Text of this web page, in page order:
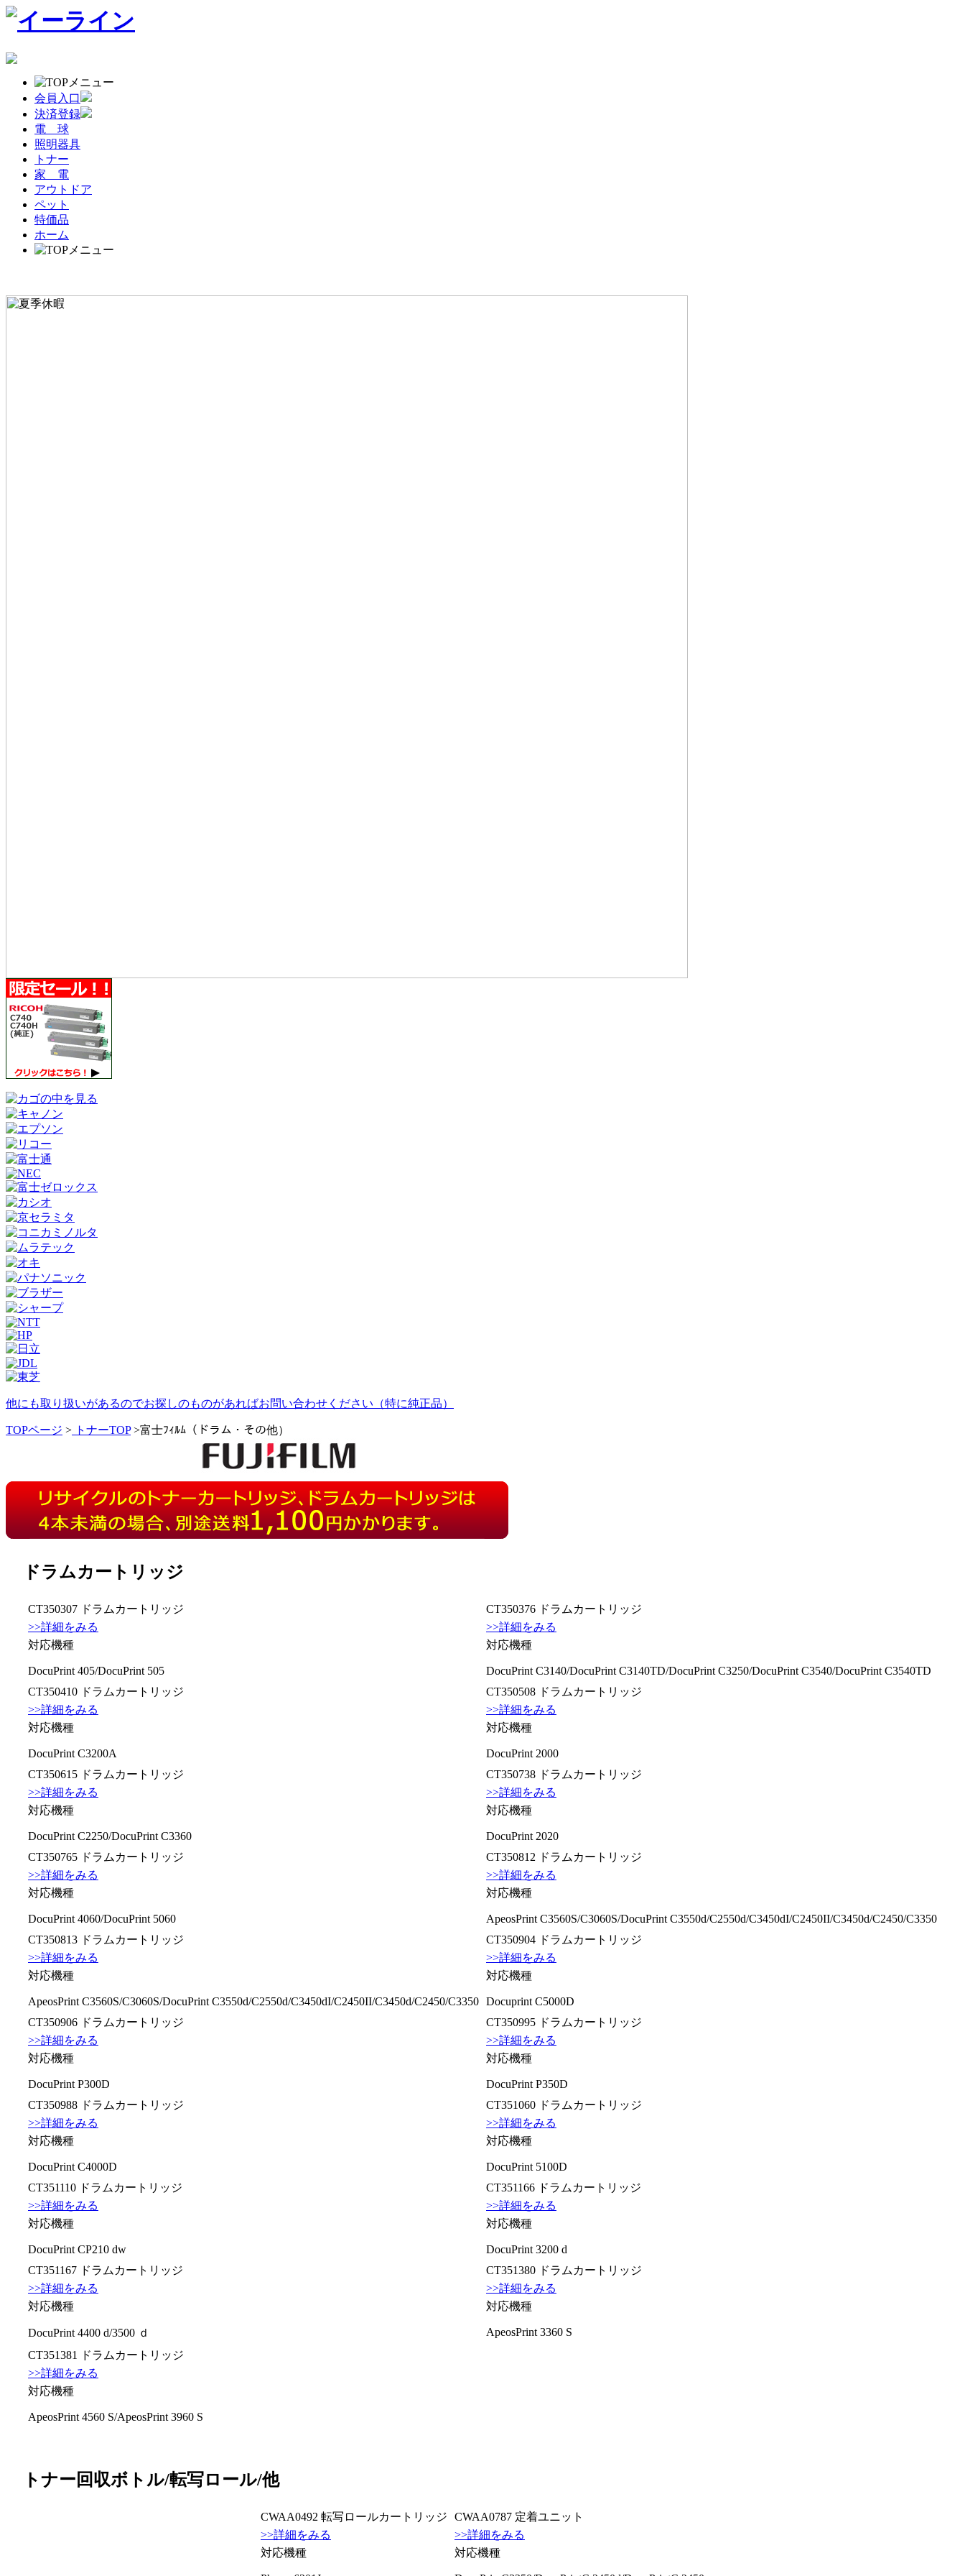
会員入口
決済登録
電 球
照明器具
トナー
家 電
アウトドア
ペット
特価品
ホーム
他にも取り扱いがあるのでお探しのものがあればお問い合わせください（特に純正品）
TOPページ > トナーTOP>富士ﾌｨﾙﾑ（ドラム・その他）
ドラムカートリッジ
CT350307 ドラムカートリッジ
>>詳細をみる
対応機種
DocuPrint 405/DocuPrint 505
CT350376 ドラムカートリッジ
>>詳細をみる
対応機種
DocuPrint C3140/DocuPrint C3140TD/DocuPrint C3250/DocuPrint C3540/DocuPrint C3540TD
CT350410 ドラムカートリッジ
>>詳細をみる
対応機種
DocuPrint C3200A
CT350508 ドラムカートリッジ
>>詳細をみる
対応機種
DocuPrint 2000
CT350615 ドラムカートリッジ
>>詳細をみる
対応機種
DocuPrint C2250/DocuPrint C3360
CT350738 ドラムカートリッジ
>>詳細をみる
対応機種
DocuPrint 2020
CT350765 ドラムカートリッジ
>>詳細をみる
対応機種
DocuPrint 4060/DocuPrint 5060
CT350812 ドラムカートリッジ
>>詳細をみる
対応機種
ApeosPrint C3560S/C3060S/DocuPrint C3550d/C2550d/C3450dI/C2450II/C3450d/C2450/C3350
CT350813 ドラムカートリッジ
>>詳細をみる
対応機種
ApeosPrint C3560S/C3060S/DocuPrint C3550d/C2550d/C3450dI/C2450II/C3450d/C2450/C3350
CT350904 ドラムカートリッジ
>>詳細をみる
対応機種
Docuprint C5000D
CT350906 ドラムカートリッジ
>>詳細をみる
対応機種
DocuPrint P300D
CT350995 ドラムカートリッジ
>>詳細をみる
対応機種
DocuPrint P350D
CT350988 ドラムカートリッジ
>>詳細をみる
対応機種
DocuPrint C4000D
CT351060 ドラムカートリッジ
>>詳細をみる
対応機種
DocuPrint 5100D
CT351110 ドラムカートリッジ
>>詳細をみる
対応機種
DocuPrint CP210 dw
CT351166 ドラムカートリッジ
>>詳細をみる
対応機種
DocuPrint 3200 d
CT351167 ドラムカートリッジ
>>詳細をみる
対応機種
DocuPrint 4400 d/3500 ｄ
CT351380 ドラムカートリッジ
>>詳細をみる
対応機種
ApeosPrint 3360 S
CT351381 ドラムカートリッジ
>>詳細をみる
対応機種
ApeosPrint 4560 S/ApeosPrint 3960 S
トナー回収ボトル/転写ロール/他
CWAA0492 転写ロールカートリッジ
>>詳細をみる
対応機種
CWAA0787 定着ユニット
>>詳細をみる
対応機種